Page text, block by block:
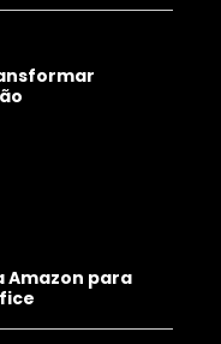
Amazon para